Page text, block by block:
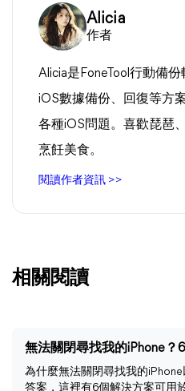
Alicia
作者
Alicia是FoneTool行動備
iOS數據備份、回復等方
各種iOS問題。喜歡琵琶
烹飪美食。
閱讀作者資訊 >>
相關閱讀
無法關閉尋找我的iPhone？
為什麼無法關閉尋找我的
答案，這裡有6個解決方案可用